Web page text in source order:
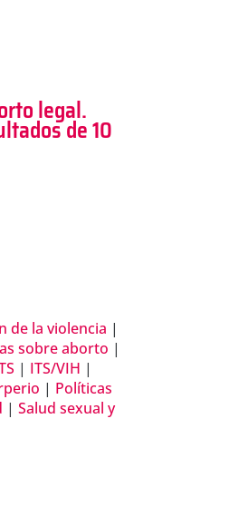
legal.
de 10
de la violencia |
sobre aborto |
| ITS/VIH |
| Políticas
|Salud sexual y